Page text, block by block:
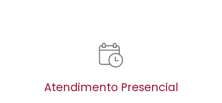
Atendimento Presencial